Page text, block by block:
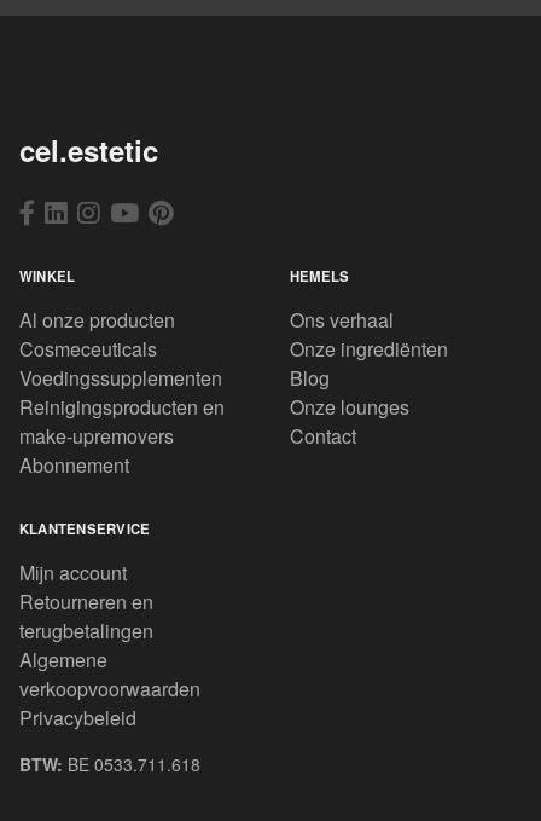
cel.estetic
WINKEL
Al onze producten
Cosmeceuticals
Voedingssupplementen
Reinigingsproducten en
make-upremovers
Abonnement
HEMELS
Ons verhaal
Onze ingrediënten
Blog
Onze lounges
Contact
KLANTENSERVICE
Mijn account
Retourneren en
terugbetalingen
Algemene
verkoopvoorwaarden
Privacybeleid
BTW: BE 0533.711.618